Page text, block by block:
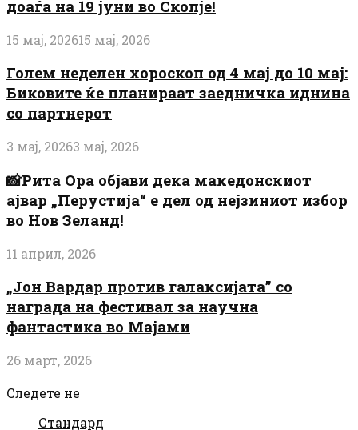
доаѓа на 19 јуни во Скопје!
15 мај, 202615 мај, 2026
Голем неделен хороскоп од 4 мај до 10 мај:
Биковите ќе планираат заедничка иднина
со партнерот
3 мај, 20263 мај, 2026
📸Рита Ора објави дека македонскиот
ајвар „Перустија“ е дел од нејзиниот избор
во Нов Зеланд!
11 април, 2026
„Јон Вардар против галаксијата” со
награда на фестивал за научна
фантастика во Мајами
26 март, 2026
Следете не
Стандард